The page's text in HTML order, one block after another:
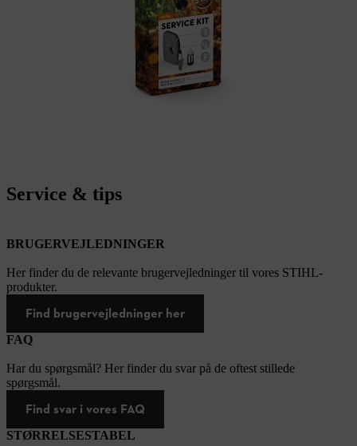
Service & tips
BRUGERVEJLEDNINGER
Her finder du de relevante brugervejledninger til vores STIHL-
produkter.
Find brugervejledninger her
FAQ
Har du spørgsmål? Her finder du svar på de oftest stillede
spørgsmål.
Find svar i vores FAQ
STØRRELSESTABEL